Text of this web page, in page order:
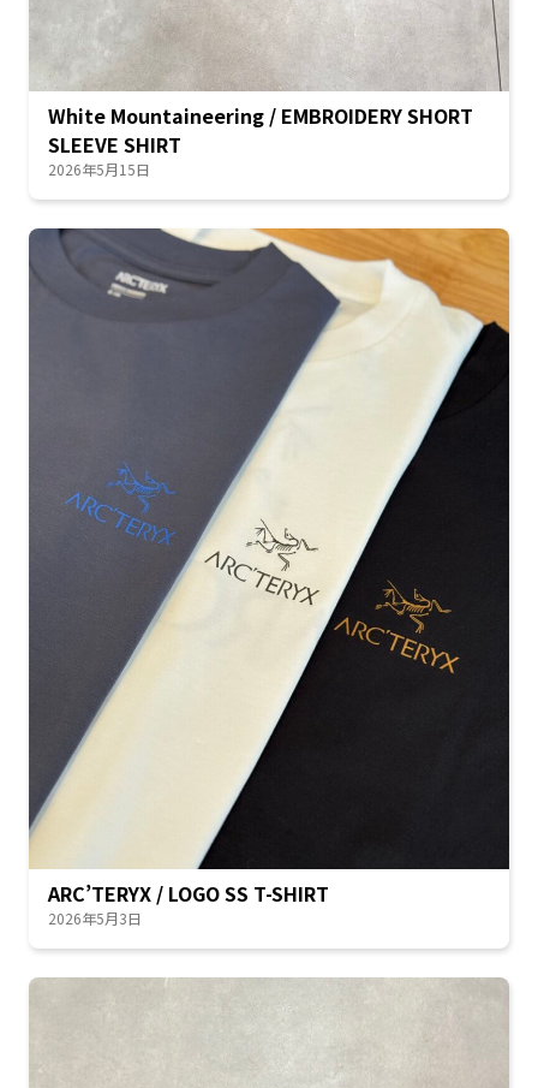
White Mountaineering / EMBROIDERY SHORT
SLEEVE SHIRT
2026年5月15日
ARC’TERYX / LOGO SS T-SHIRT
2026年5月3日